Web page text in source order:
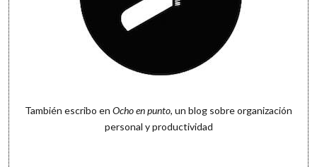
También escribo en Ocho en punto, un blog sobre organización
personal y productividad